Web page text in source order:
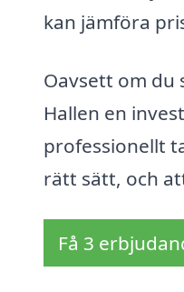
kan jämföra
Oavsett om du
Hallen en
professionellt
rätt sätt, och
Få 3